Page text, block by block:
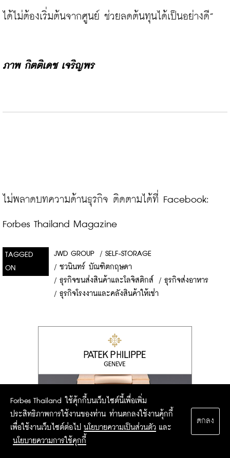
ได้ไม่ต้องเริ่มต้นจากศูนย์ ช่วยลดต้นทุนได้เป็นอย่างดี”
ภาพ กิตติเดช เจริญพร
ไม่พลาดบทความด้านธุรกิจ ติดตามได้ที่ Facebook:
Forbes Thailand Magazine
TAGGED
ON
JWD GROUP / SELF-STORAGE
/ ชวนินทร์ บัณฑิตกฤษดา
/ ธุรกิจขนส่งสินค้าและโลจิสติกส์ / ธุรกิจส่งอาหาร
/ ธุรกิจโรงงานและคลังสินค้าให้เช่า
Forbes Thailand ใช้คุ้กกี้บนเว็บไซต์นี้เพื่อเพิ่ม
ประสิทธิภาพการใช้งานของท่าน ท่านตกลงใช้งานคุ้กกี้
เพื่อใช้งานเว็บไซต์ต่อไป นโยบายความเป็นส่วนตัว และ
นโยบายความการใช้คุกกี้
ตกลง